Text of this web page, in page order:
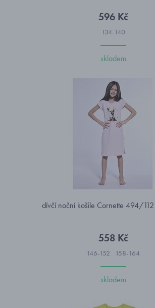
596 Kč
134-140
skladem
dívčí noční košile Cornette 494/
558 Kč
146-152 158-164
skladem